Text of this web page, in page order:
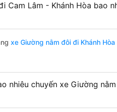
Cam Lâm - Khánh Hòa bao
xe Giường nằm đôi đi Khánh
nhiêu chuyến xe Giường